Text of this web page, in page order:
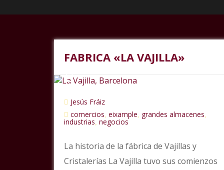
FABRICA «LA VAJILLA»
Jesús Fráiz
comercios, eixample, grandes almacenes,
industrias, negocios
La historia de la fábrica de Vajillas y
Cristalerías La Vajilla tuvo sus comienzos